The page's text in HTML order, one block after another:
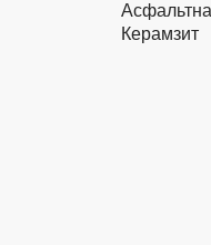
Керамзит